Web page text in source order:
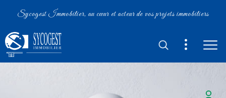
Sycogest Immobilier, au cœur et acteur de vos projets immobiliers